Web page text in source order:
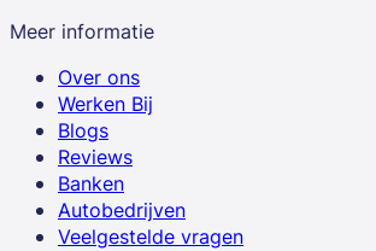
Meer informatie
Over ons
Werken Bij
Blogs
Reviews
Banken
Autobedrijven
Veelgestelde vragen